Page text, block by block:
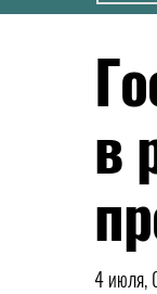
в
4 июля,